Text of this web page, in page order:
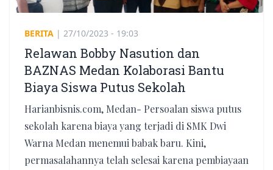
BERITA | 27/10/2023 - 19:03
Relawan Bobby Nasution dan
BAZNAS Medan Kolaborasi Bantu
Biaya Siswa Putus Sekolah
Harianbisnis.com, Medan- Persoalan siswa putus
sekolah karena biaya yang terjadi di SMK Dwi
Warna Medan menemui babak baru. Kini,
permasalahannya telah selesai karena pembiayaan